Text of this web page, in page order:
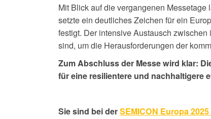
Mit Blick auf die vergangenen
setzte ein deutliches Zeichen für ein
festigt. Der intensive Austausch
sind, um die Herausforderungen der
Zum Abschluss der Messe wird klar:
für eine resilientere und nachhaltigere
Sie sind bei derSEMICON Europa